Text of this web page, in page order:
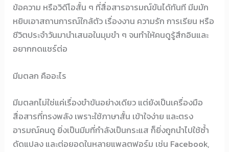
ข้อความ หรือวิดีโอสั้น ๆ ที่สื่อสารอารมณ์ขันได้ทันที มีมมัก
หยิบเอาสถานการณ์ใกล้ตัว เรื่องงาน ความรัก การเรียน หรือ
ชีวิตประจำวันมานำเสนอในมุมขำ ๆ จนทำให้คนดูรู้สึกอินและ
อยากกดแชร์ต่อ
มีมตลก คืออะไร
มีมตลกไม่ใช่แค่เรื่องขำขันอย่างเดียว แต่ยังเป็นเครื่องมือ
สื่อสารที่ทรงพลัง เพราะใช้ภาษาสั้น เข้าใจง่าย และตรง
อารมณ์คนดู ยิ่งเป็นมีมที่กำลังเป็นกระแส ก็ยิ่งถูกนำไปใช้ซ้ำ
ดัดแปลง และต่อยอดในหลายแพลตฟอร์ม เช่น Facebook,